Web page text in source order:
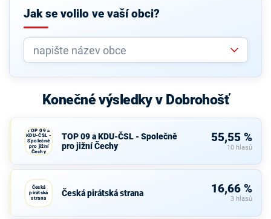
Jak se volilo ve vaší obci?
Konečné výsledky v Dobrohošť
TOP 09 a
KDU-ČSL -
Společně
pro jižní
Čechy
TOP 09 a KDU-ČSL - Společně
pro jižní Čechy
55,55 %
10 hlasů
Česká
pirátská
strana
Česká pirátská strana 16,66 %
3 hlasů